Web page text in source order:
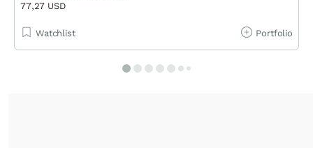
77,27 USD
Watchlist Portfolio